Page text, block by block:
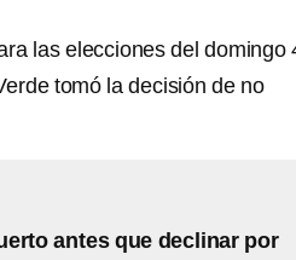
las elecciones del domingo
tomó la decisión de no
antes que declinar por